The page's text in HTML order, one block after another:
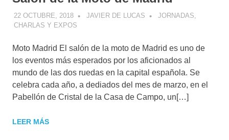
22 OCTUBRE, 2018 JAVIER DE LUCAS
JORNADAS,
CHARLAS Y EXPOS
Moto Madrid El salón de la moto de Madrid es uno de
los eventos más esperados por los aficionados al
mundo de las dos ruedas en la capital española. Se
celebra cada año, a dediados del mes de marzo, en el
Pabellón de Cristal de la Casa de Campo, un[…]
LEER MÁS